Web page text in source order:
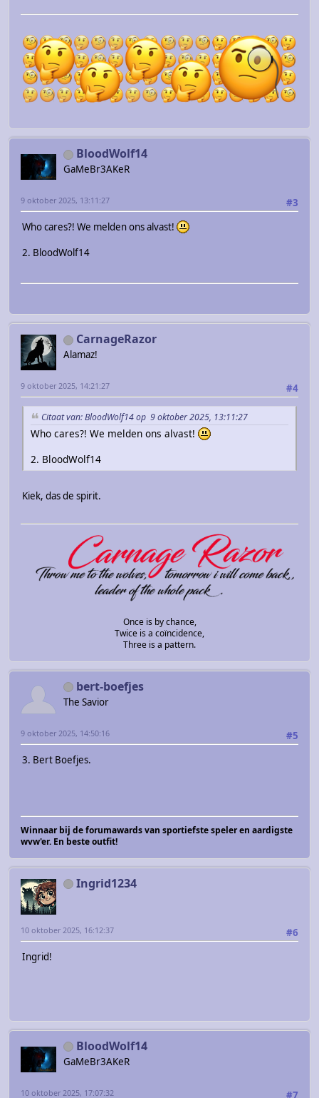
BloodWolf14
GaMeBr3AKeR
#3
9 oktober 2025, 13:11:27
Who cares?! We melden ons alvast!
2. BloodWolf14
CarnageRazor
Alamaz!
#4
9 oktober 2025, 14:21:27
Citaat van: BloodWolf14 op 9 oktober 2025, 13:11:27
Who cares?! We melden ons alvast!
2. BloodWolf14
Kiek, das de spirit.
Once is by chance,
Twice is a coïncidence,
Three is a pattern.
bert-boefjes
The Savior
#5
9 oktober 2025, 14:50:16
3. Bert Boefjes.
Winnaar bij de forumawards van sportiefste speler en aardigste
wvw'er. En beste outfit!
Ingrid1234
#6
10 oktober 2025, 16:12:37
Ingrid!
BloodWolf14
GaMeBr3AKeR
#7
10 oktober 2025, 17:07:32